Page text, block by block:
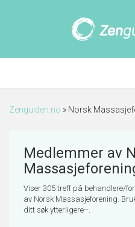
Zenguiden.no » Norsk
Medlemmer av
Viser 305 treff på behandlere/
av Norsk Massasjeforening.
ditt søk ytterligere--.